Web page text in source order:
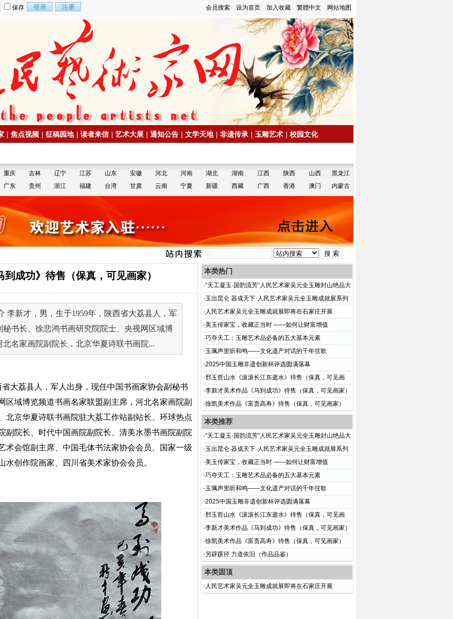
会员搜索 设为首页 加入收藏 繁體中文 网站地图
保存
| 焦点视频 | 征稿园地 | 读者来信 | 艺术大展 | 通知公告 | 文学天地 | 非遗传承 | 玉雕艺术 | 校园文化
重庆 吉林 辽宁 江苏 山东 安徽 河北 河南 湖北 湖南 江西 陕西 山西
黑龙江
广东
贵州 浙江 福建 台湾 甘肃 云南 宁夏 新疆 西藏 广西 香港 澳门 内蒙古
成功》待售（保真，可见画家）
李新才，男，生于1959年，陕西省大荔县人，军
书长、徐悲鸿书画研究院院士、央视网区域博
名家画院副院长，北京华夏诗联书画院...
大荔县人，军人出身，现任中国书画家协会副秘书
区域博览频道书画名家联盟副主席，河北名家画院副
北京华夏诗联书画院驻大荔工作站副站长、环球热点
副院长、时代中国画院副院长、清美水墨书画院副院
术会馆副主席、中国毛体书法家协会会员、国家一级
创作院画家、四川省美术家协会会员。
本类热门
·“天工凝玉·国韵流芳”人民艺术家吴元全玉雕封山绝品大
展将于石家庄重磅启幕
·玉出昆仑 器成天下·人民艺术家吴元全玉雕成就展系列
作品网展
· 人民艺术家吴元全玉雕成就展即将在石家庄开展
·美玉传家宝，收藏正当时 ——如何让财富增值
·巧夺天工：玉雕艺术品必备的五大基本元素
·玉珮声里听和鸣——文化遗产对话的千年弦歌
·2025中国玉雕非遗创新杯评选圆满落幕
·邢玉哲山水《滚滚长江东逝水》待售（保真，可见画
家）
·李新才美术作品《马到成功》待售（保真，可见画家）
·徐凯美术作品《富贵高寿》待售（保真，可见画家）
本类推荐
·“天工凝玉·国韵流芳”人民艺术家吴元全玉雕封山绝品大
展将于石家庄重磅启幕
·玉出昆仑 器成天下·人民艺术家吴元全玉雕成就展系列
作品网展
·美玉传家宝，收藏正当时 ——如何让财富增值
·巧夺天工：玉雕艺术品必备的五大基本元素
·玉珮声里听和鸣——文化遗产对话的千年弦歌
·2025中国玉雕非遗创新杯评选圆满落幕
·邢玉哲山水《滚滚长江东逝水》待售（保真，可见画
家）
·李新才美术作品《马到成功》待售（保真，可见画家）
·徐凯美术作品《富贵高寿》待售（保真，可见画家）
·另辟蹊径 力道依旧（作品品鉴）
本类固顶
· 人民艺术家吴元全玉雕成就展即将在石家庄开展